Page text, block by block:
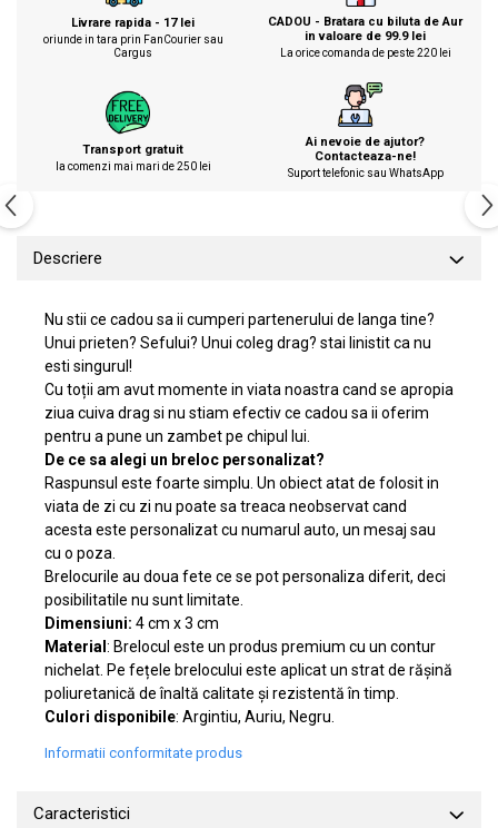
Livrare rapida - 17 lei
oriunde in tara prin FanCourier sau
Cargus
CADOU - Bratara cu biluta de Aur
in valoare de 99.9 lei
La orice comanda de peste 220 lei
Transport gratuit
la comenzi mai mari de 250 lei
Ai nevoie de ajutor?
Contacteaza-ne!
Suport telefonic sau WhatsApp
Descriere
Nu stii ce cadou sa ii cumperi partenerului de langa tine?
Unui prieten? Sefului? Unui coleg drag? stai linistit ca nu
esti singurul!
Cu toții am avut momente in viata noastra cand se apropia
ziua cuiva drag si nu stiam efectiv ce cadou sa ii oferim
pentru a pune un zambet pe chipul lui.
De ce sa alegi un breloc personalizat?
Raspunsul este foarte simplu. Un obiect atat de folosit in
viata de zi cu zi nu poate sa treaca neobservat cand
acesta este personalizat cu numarul auto, un mesaj sau
cu o poza.
Brelocurile au doua fete ce se pot personaliza diferit, deci
posibilitatile nu sunt limitate.
Dimensiuni: 4 cm x 3 cm
Material : Brelocul este un produs premium cu un contur
nichelat. Pe fețele brelocului este aplicat un strat de rășină
poliuretanică de înaltă calitate și rezistentă în timp.
Culori disponibile: Argintiu, Auriu, Negru.
Informatii conformitate produs
Caracteristici